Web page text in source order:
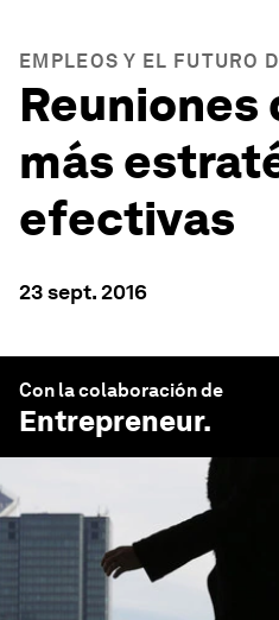
EMPLEOS Y EL FUTURO
más
efectivas
23 sept. 2016
Con la colaboración de
Entrepreneur.